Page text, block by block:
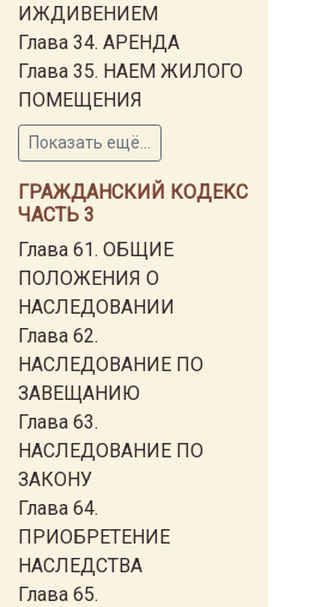
ИЖДИВЕНИЕМ
Глава 34. АРЕНДА
Глава 35. НАЕМ ЖИЛОГО
ПОМЕЩЕНИЯ
Показать ещё...
ГРАЖДАНСКИЙ КОДЕКС
ЧАСТЬ 3
Глава 61. ОБЩИЕ
ПОЛОЖЕНИЯ О
НАСЛЕДОВАНИИ
Глава 62.
НАСЛЕДОВАНИЕ ПО
ЗАВЕЩАНИЮ
Глава 63.
НАСЛЕДОВАНИЕ ПО
ЗАКОНУ
Глава 64.
ПРИОБРЕТЕНИЕ
НАСЛЕДСТВА
Глава 65.